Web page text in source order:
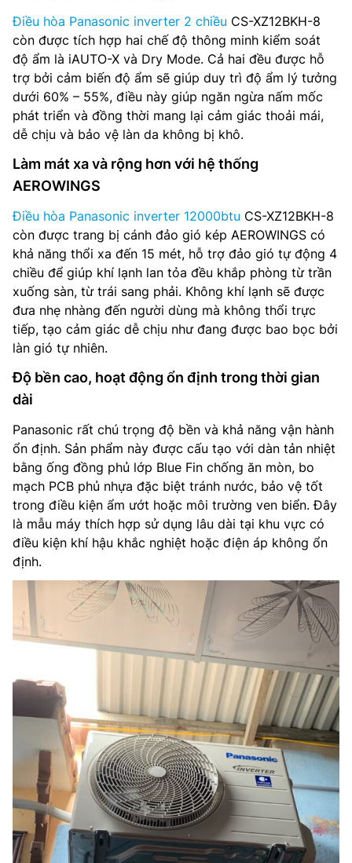
Điều hòa Panasonic inverter 2 chiều CS-XZ12BKH-8
còn được tích hợp hai chế độ thông minh kiểm soát
độ ẩm là iAUTO-X và Dry Mode. Cả hai đều được hỗ
trợ bởi cảm biến độ ẩm sẽ giúp duy trì độ ẩm lý tưởng
dưới 60% – 55%, điều này giúp ngăn ngừa nấm mốc
phát triển và đồng thời mang lại cảm giác thoải mái,
dễ chịu và bảo vệ làn da không bị khô.
Làm mát xa và rộng hơn với hệ thống
AEROWINGS
Điều hòa Panasonic inverter 12000btu CS-XZ12BKH-8
còn được trang bị cánh đảo gió kép AEROWINGS có
khả năng thổi xa đến 15 mét, hỗ trợ đảo gió tự động 4
chiều để giúp khí lạnh lan tỏa đều khắp phòng từ trần
xuống sàn, từ trái sang phải. Không khí lạnh sẽ được
đưa nhẹ nhàng đến người dùng mà không thổi trực
tiếp, tạo cảm giác dễ chịu như đang được bao bọc bởi
làn gió tự nhiên.
Độ bền cao, hoạt động ổn định trong thời gian
dài
Panasonic rất chú trọng độ bền và khả năng vận hành
ổn định. Sản phẩm này được cấu tạo với dàn tản nhiệt
bằng ống đồng phủ lớp Blue Fin chống ăn mòn, bo
mạch PCB phủ nhựa đặc biệt tránh nước, bảo vệ tốt
trong điều kiện ẩm ướt hoặc môi trường ven biển. Đây
là mẫu máy thích hợp sử dụng lâu dài tại khu vực có
điều kiện khí hậu khắc nghiệt hoặc điện áp không ổn
định.